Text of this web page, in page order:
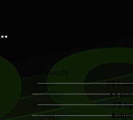
BRUGGEN
Lengte 181 cm
Gewicht 72 kg
Leeftijd 33 jaar
Land België